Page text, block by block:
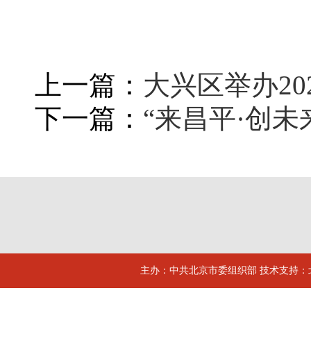
上一篇： 大兴区举办
下一篇： “来昌平·创
主办：中共北京市委组织部 技术支持